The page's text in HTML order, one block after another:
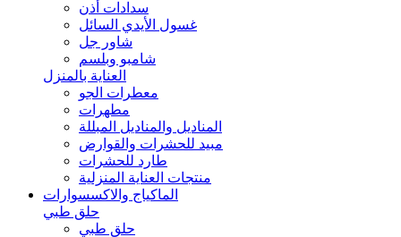
سدادات أذن
غسول الأيدي السائل
شاور جل
شامبو وبلسم
العناية بالمنزل
معطرات الجو
مطهرات
المناديل والمناديل المبللة
مبيد للحشرات والقوارض
طارد للحشرات
منتجات العناية المنزلية
الماكياج والاكسسوارات
حلق طبي
حلق طبي